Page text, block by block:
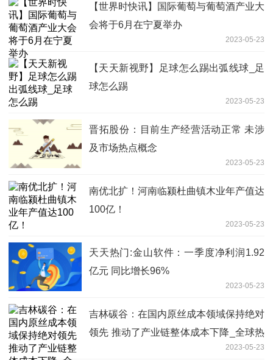
【世界时快讯】国际葡萄与葡萄酒产业大
会将于6月在宁夏举办
2023-05-23
【天天新视野】足球怎么踢出弧线球_足
球怎么踢
2023-05-23
晋拓股份：目前生产经营活动正常 未涉
及市场热点概念
2023-05-23
南优北扩！河南临颍杜曲镇木业年产值达
100亿！
2023-05-23
天天热门:金山软件：一季度净利润1.92
亿元 同比增长96%
2023-05-23
吉林碳谷：在国内原丝成本领域保持绝对
领先 推动了产业链整体成本下降_全球热
2023-05-23